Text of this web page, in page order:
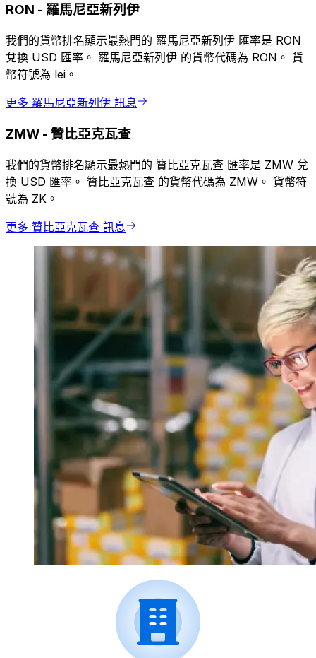
RON - 羅馬尼亞新列伊
我們的貨幣排名顯示最熱門的 羅馬尼亞新列伊 匯率是 RON
兌換 USD 匯率。 羅馬尼亞新列伊 的貨幣代碼為 RON。 貨
幣符號為 lei。
更多 羅馬尼亞新列伊 訊息
ZMW - 贊比亞克瓦查
我們的貨幣排名顯示最熱門的 贊比亞克瓦查 匯率是 ZMW 兌
換 USD 匯率。 贊比亞克瓦查 的貨幣代碼為 ZMW。 貨幣符
號為 ZK。
更多 贊比亞克瓦查 訊息